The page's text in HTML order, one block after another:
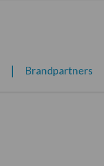
Brandpartners